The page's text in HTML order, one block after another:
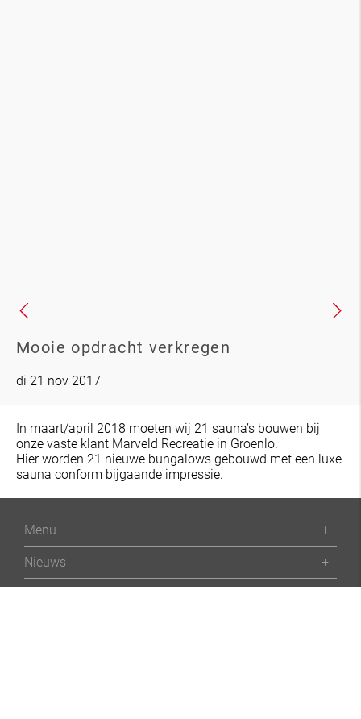
Mooie opdracht verkregen
di 21 nov 2017
In maart/april 2018 moeten wij 21 sauna’s bouwen bij
onze vaste klant Marveld Recreatie in Groenlo.
Hier worden 21 nieuwe bungalows gebouwd met een luxe
sauna conform bijgaande impressie.
Menu +
Nieuws +